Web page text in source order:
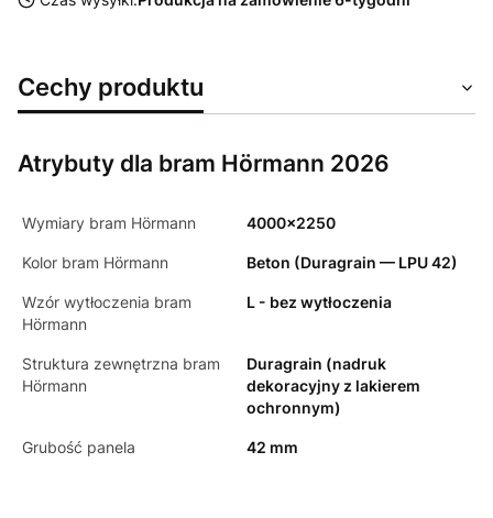
Cechy produktu
Atrybuty dla bram Hörmann 2026
Wymiary bram Hörmann 4000x2250
Kolor bram Hörmann Beton (Duragrain — LPU 42)
Wzór wytłoczenia bram
Hörmann
L - bez wytłoczenia
Struktura zewnętrzna bram
Hörmann
Duragrain (nadruk
dekoracyjny z lakierem
ochronnym)
Grubość panela 42 mm